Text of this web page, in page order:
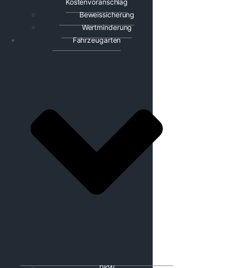
Kostenvoranschlag
Beweissicherung
Wertminderung
Fahrzeugarten